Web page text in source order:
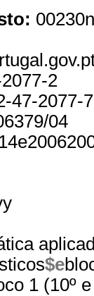
2
47-2077-7
04
$e
1 (10º